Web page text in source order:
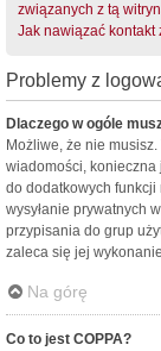
związanych z tą
Jak nawiązać kontakt
Problemy z
Dlaczego w ogóle
Możliwe, że nie
wiadomości,
do dodatkowych funkcji
wysyłanie prywatnych
przypisania do grup
zaleca się jej
Na górę
Co to jest COPPA?